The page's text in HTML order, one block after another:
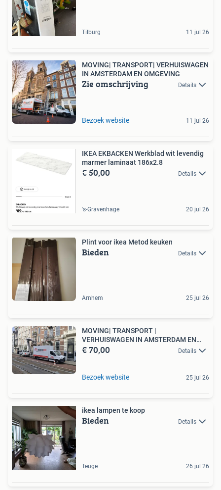
Tilburg 11 jul 26
MOVING| TRANSPORT| VERHUISWAGEN
IN AMSTERDAM EN OMGEVING
Zie omschrijving Details
Bezoek website 11 jul 26
IKEA EKBACKEN Werkblad wit levendig
marmer laminaat 186x2.8
€ 50,00 Details
's-Gravenhage 20 jul 26
Plint voor ikea Metod keuken
Bieden Details
Arnhem 25 jul 26
MOVING| TRANSPORT |
VERHUISWAGEN IN AMSTERDAM EN
OMGEVING
€ 70,00 Details
Bezoek website 25 jul 26
ikea lampen te koop
Bieden Details
Teuge 26 jul 26